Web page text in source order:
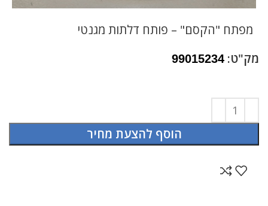
מפתח "הקסם" – פותח דלתות מגנטי
מק"ט: 99015234
הוסף להצעת מחיר